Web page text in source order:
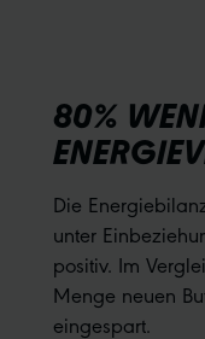
80%
Die
unter
positiv. Im
Menge neuen
eingespart.